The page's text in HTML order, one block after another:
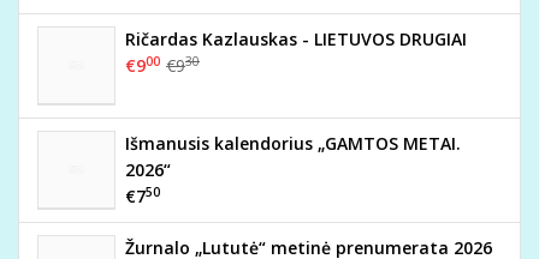
Ričardas Kazlauskas - LIETUVOS DRUGIAI
€900 €930
Išmanusis kalendorius „GAMTOS METAI.
2026“
€750
Žurnalo „Lututė“ metinė prenumerata 2026